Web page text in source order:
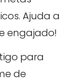
Ajuda a
engajado!
para
de